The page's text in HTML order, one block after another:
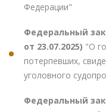
Федерации"
Федеральный
от 23.07.2025) "О
потерпевших,
уголовного
Федеральный